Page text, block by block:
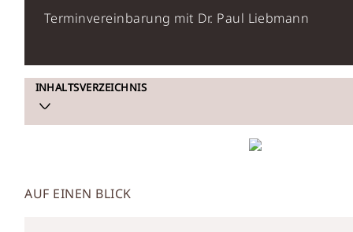
Terminvereinbarung mit Dr. Paul Liebmann
INHALTSVERZEICHNIS
AUF EINEN BLICK